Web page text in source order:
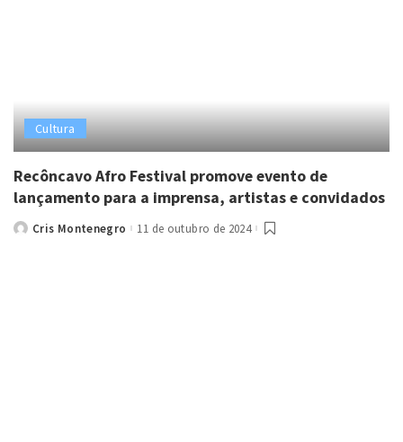
Cultura
Recôncavo Afro Festival promove evento de
lançamento para a imprensa, artistas e convidados
PostedCris Montenegro 11 de outubro de 2024